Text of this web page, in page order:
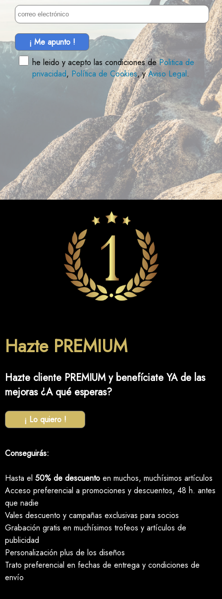
¡ Me apunto !
he leido y acepto las condiciones dePolitica de
privacidad, Política de Cookies, yAviso Legal.
Hazte PREMIUM
Hazte cliente PREMIUM y benefíciate YA de las
mejoras ¿A qué esperas?
¡ Lo quiero !
Conseguirás:
Hasta el 50% de descuento en muchos, muchísimos artículos
Acceso preferencial a promociones y descuentos, 48 h. antes
que nadie
Vales descuento y campañas exclusivas para socios
Grabación gratis en muchísimos trofeos y artículos de
publicidad
Personalización plus de los diseños
Trato preferencial en fechas de entrega y condiciones de
envío